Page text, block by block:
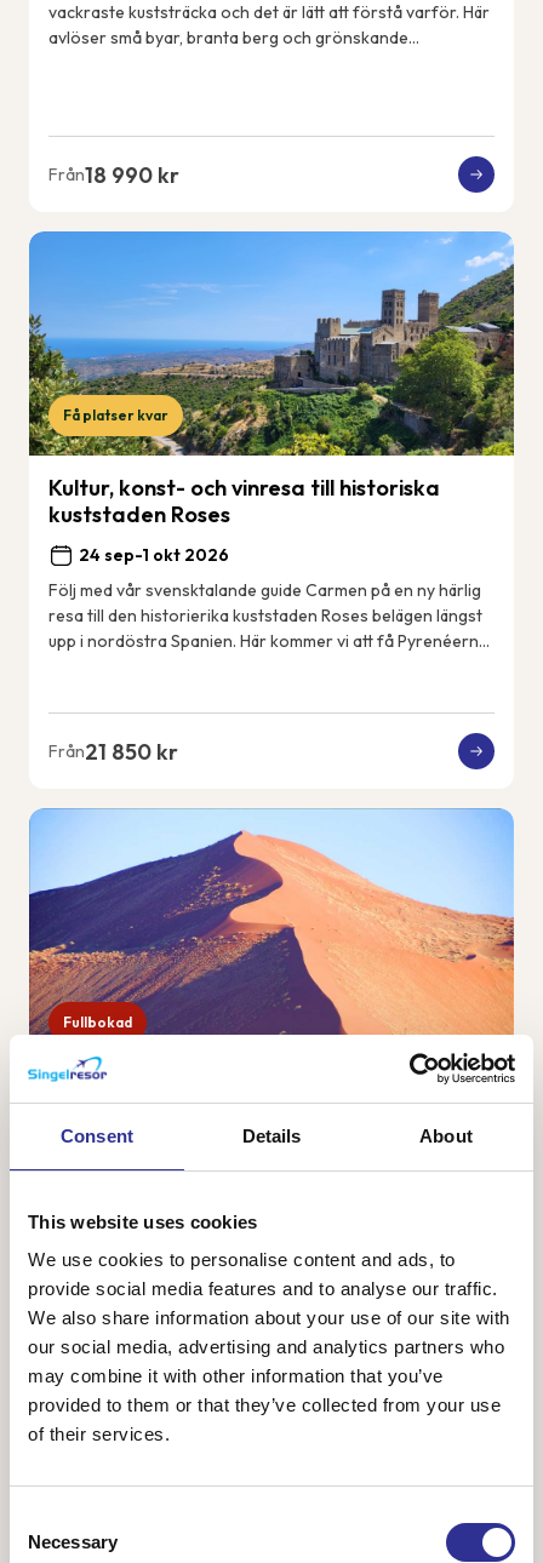
Consent Details About
This website uses cookies
We use cookies to personalise content and ads, to
provide social media features and to analyse our traffic.
We also share information about your use of our site with
our social media, advertising and analytics partners who
may combine it with other information that you’ve
provided to them or that they’ve collected from your use
of their services.
Selection
Necessary
vackraste kuststräcka och det är lätt att förstå varför. Här
avlöser små byar, branta berg och grönskande
Från18 990 kr
Få platser kvar
Kultur, konst- och vinresa till historiska
kuststaden Roses
24 sep-1 okt 2026
Följ med vår svensktalande guide Carmen på en ny härlig
resa till den historierika kuststaden Roses belägen längst
upp i nordöstra Spanien. Här kommer vi att få Pyrenéerna
Från21 850 kr
Fullbokad
28 sep-9 okt 2026
Namibia är ett av Afrikas vackraste länder med vacker och
vykortsvackra sanddyner och ett spännande djurliv. Vi
Från48 800 kr